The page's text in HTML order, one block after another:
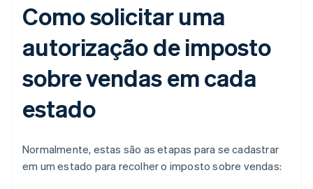
Como solicitar uma
autorização de imposto
sobre vendas em cada
estado
Normalmente, estas são as etapas para se cadastrar
em um estado para recolher o imposto sobre vendas: